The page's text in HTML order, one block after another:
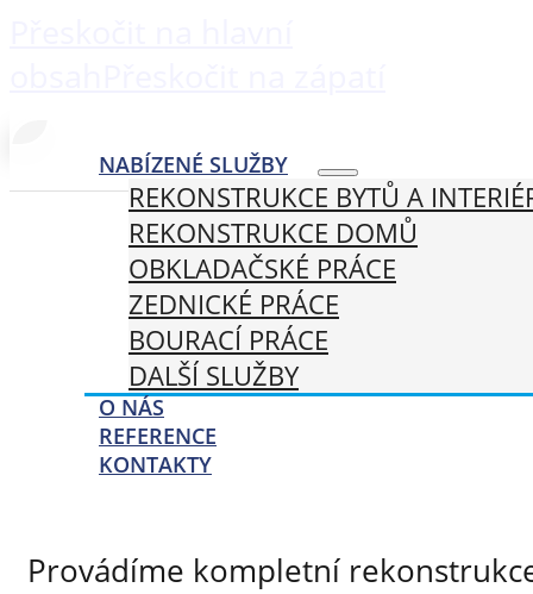
NABÍZENÉ SLUŽBY
REKONSTRUKCE BYTŮ A
REKONSTRUKCE DOMŮ
OBKLADAČSKÉ PRÁCE
ZEDNICKÉ PRÁCE
BOURACÍ PRÁCE
DALŠÍ SLUŽBY
O NÁS
REFERENCE
KONTAKTY
Provádíme kompletní